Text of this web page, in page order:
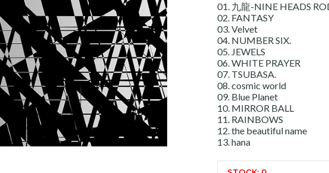
01. 九龍-NINE HEADS
02. FANTASY
03. Velvet
04. NUMBER SIX.
05. JEWELS
06. WHITE PRAYER
07. TSUBASA.
08. cosmic world
09. Blue Planet
10. MIRROR BALL
11. RAINBOWS
12. the beautiful name
13. hana